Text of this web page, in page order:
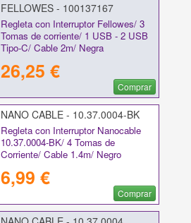
FELLOWES - 100137167
Regleta con Interruptor Fellowes/ 3
Tomas de corriente/ 1 USB - 2 USB
Tipo-C/ Cable 2m/ Negra
26,25 €
Comprar
NANO CABLE - 10.37.0004-BK
Regleta con Interruptor Nanocable
10.37.0004-BK/ 4 Tomas de
Corriente/ Cable 1.4m/ Negro
6,99 €
Comprar